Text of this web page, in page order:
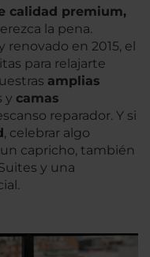
calidad premium,
la pena.
en 2015, el
para relajarte
amplias
y camas
reparador. Y si
, celebrar algo
capricho, también
y una